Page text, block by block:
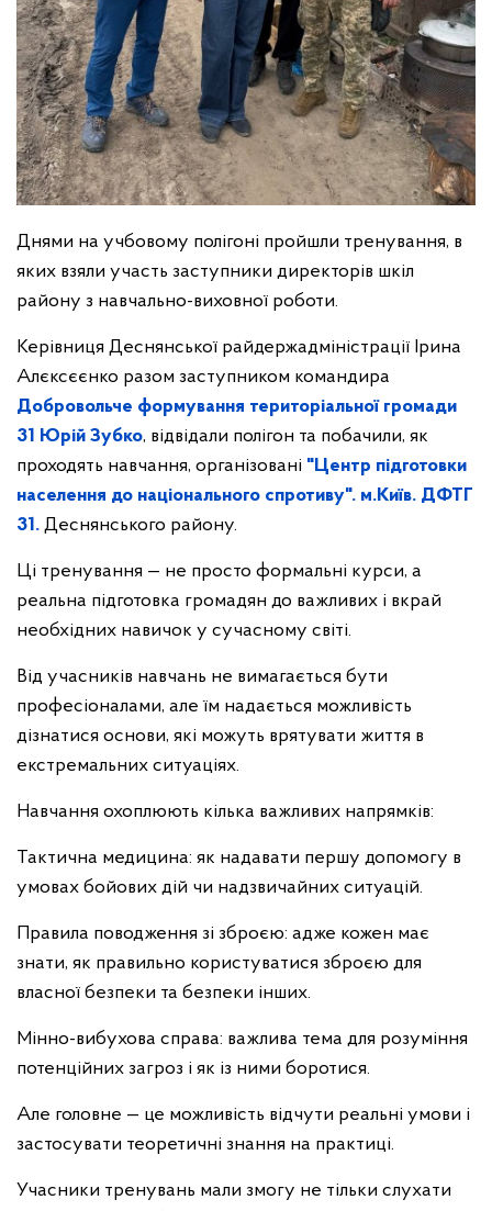
Днями на учбовому полігоні пройшли тренування, в
яких взяли участь заступники директорів шкіл
району з навчально-виховної роботи.
Керівниця Деснянської райдержадміністрації Ірина
Алєксєєнко разом заступником командира
Добровольче формування територіальної громади
31 Юрій Зубко, відвідали полігон та побачили, як
проходять навчання, організовані "Центр підготовки
населення до національного спротиву". м.Київ. ДФТГ
31. Деснянського району.
Ці тренування — не просто формальні курси, а
реальна підготовка громадян до важливих і вкрай
необхідних навичок у сучасному світі.
Від учасників навчань не вимагається бути
професіоналами, але їм надається можливість
дізнатися основи, які можуть врятувати життя в
екстремальних ситуаціях.
Навчання охоплюють кілька важливих напрямків:
Тактична медицина: як надавати першу допомогу в
умовах бойових дій чи надзвичайних ситуацій.
Правила поводження зі зброєю: адже кожен має
знати, як правильно користуватися зброєю для
власної безпеки та безпеки інших.
Мінно-вибухова справа: важлива тема для розуміння
потенційних загроз і як із ними боротися.
Але головне — це можливість відчути реальні умови і
застосувати теоретичні знання на практиці.
Учасники тренувань мали змогу не тільки слухати